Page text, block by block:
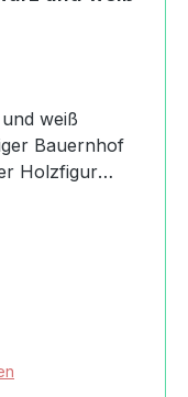
weiß
Holzfigur
klein,